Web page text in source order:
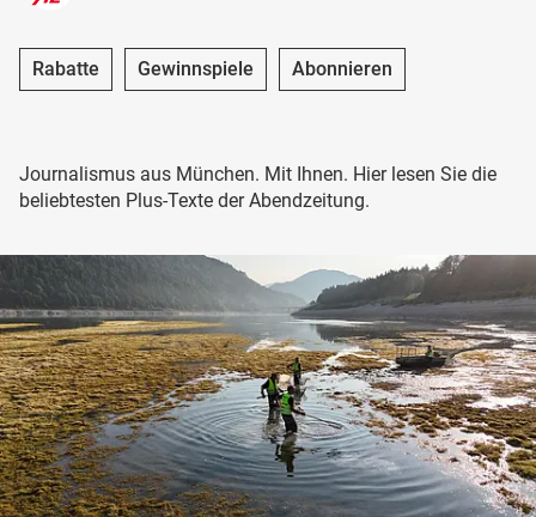
Journalismus aus München. Mit Ihnen. Hier lesen Sie die
beliebtesten Plus-Texte der Abendzeitung.
Rabatte Gewinnspiele Abonnieren